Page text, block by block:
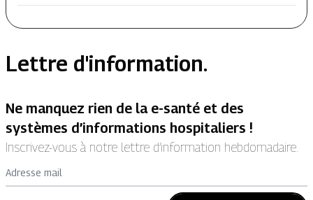
Lettre d'information.
Ne manquez rien de la e-santé et des
systèmes d’informations hospitaliers !
Inscrivez-vous à notre lettre d’information hebdomadaire.
Adresse mail